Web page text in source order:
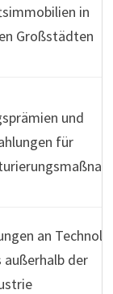
in
Großstädten
und
für
an
der